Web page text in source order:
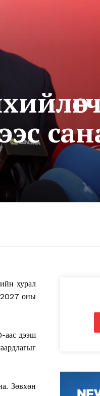
хурал
2027 оны
аас дээш
Зөвхөн